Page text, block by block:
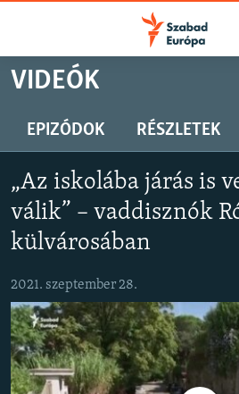
Akadálymentes
Ugrás
oldalra
tartalomjegyzékre
Ugrás
AKTUÁLIS
VIDEÓK
ELEMZŐ
SZABADON
TÁRSADALOM
DEMOKRÁCIA
A PÉNZ NYOMÁBAN
VIDEÓK
EPIZÓDOK RÉSZLETEK
„Az iskolába járás is
válik” – vaddisznók
külvárosában
2021. szeptember 28.